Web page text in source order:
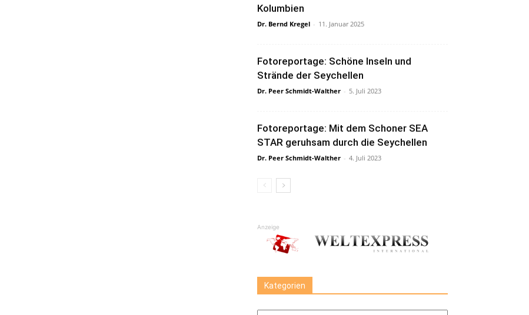
Kolumbien
Dr. Bernd Kregel - 11. Januar 2025
Fotoreportage: Schöne Inseln und
Strände der Seychellen
Dr. Peer Schmidt-Walther - 5. Juli 2023
Fotoreportage: Mit dem Schoner SEA
STAR geruhsam durch die Seychellen
Dr. Peer Schmidt-Walther - 4. Juli 2023
Anzeige
Kategorien
Kategorien